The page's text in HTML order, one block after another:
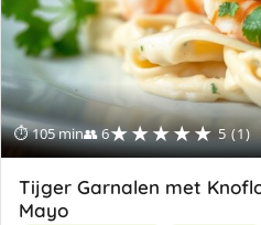
⏱ 105 min👥 6★★★★★ 5 (1)
Tijger Garnalen met
Mayo